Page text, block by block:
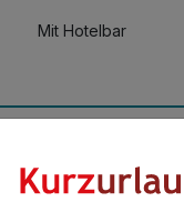
Mit Hotelbar